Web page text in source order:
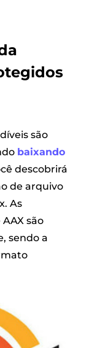
são
baixando
descobrirá
de arquivo
As
são
sendo a